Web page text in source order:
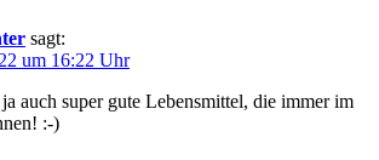
sagt:
um 16:22 Uhr
auch super gute Lebensmittel, die immer im
:-)